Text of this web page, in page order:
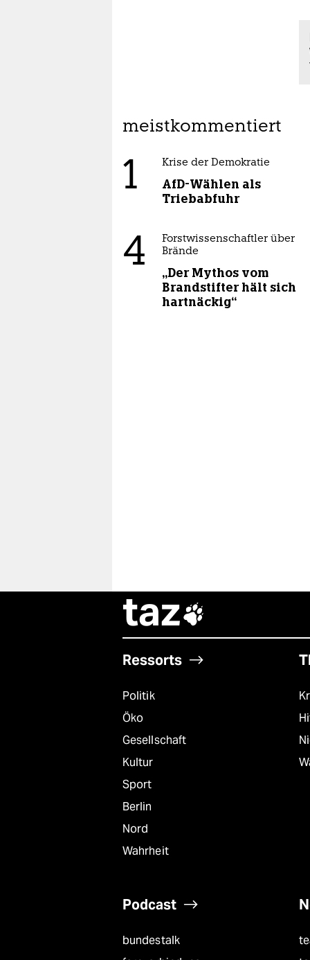
meistkommentiert
1 Krise der Demokratie
AfD-Wählen als
Triebabfuhr
4
Forstwissenschaftler über
Brände
„Der Mythos vom
Brandstifter hält sich
hartnäckig“
taz
Ressorts
Politik
Öko
Gesellschaft
Kultur
Sport
Berlin
Nord
Wahrheit
Podcast
bundestalk